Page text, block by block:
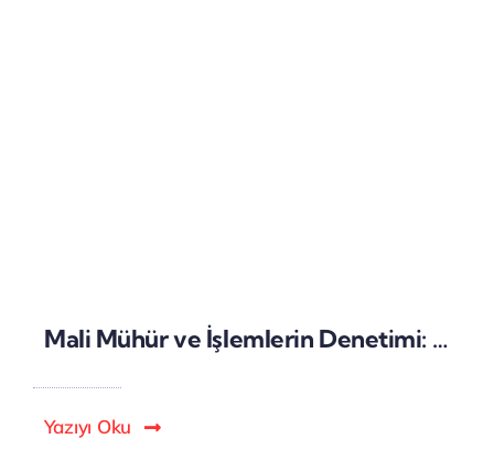
Mali Mühür ve İşlemlerin Denetimi: Dijital Sistemlerde İzleme ve Kontrol
Yazıyı Oku